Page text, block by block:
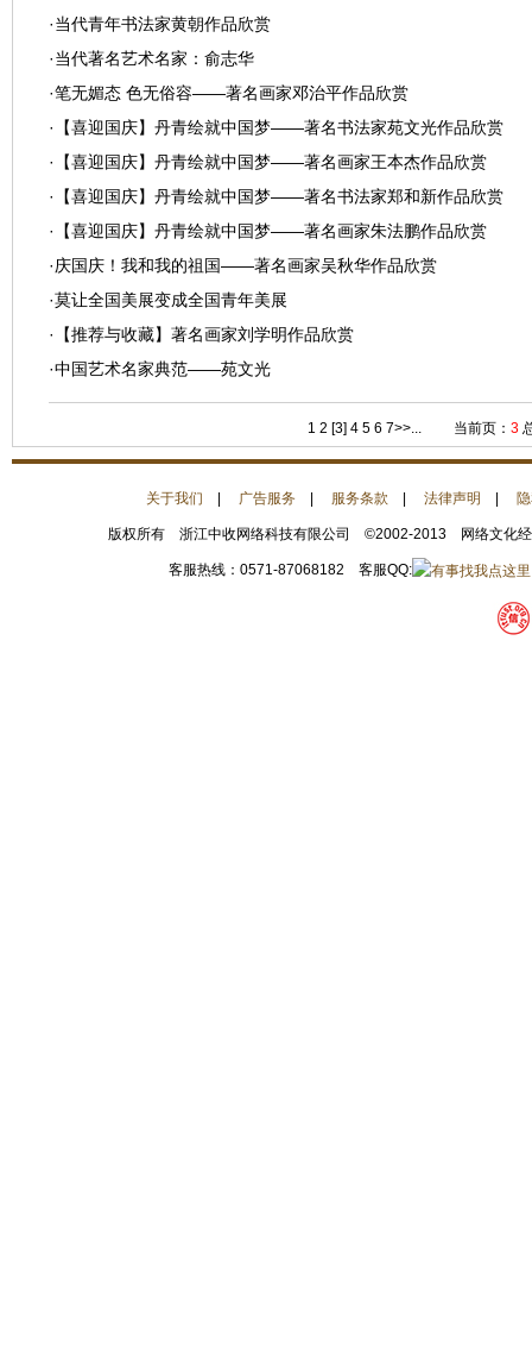
·当代青年书法家黄朝作品欣赏
·当代著名艺术名家：俞志华
·笔无媚态 色无俗容——著名画家邓治平作品欣赏
·
【喜迎国庆】丹青绘就中国梦——著名书法家苑文光作品欣赏
·
【喜迎国庆】丹青绘就中国梦——著名画家王本杰作品欣赏
·
【喜迎国庆】丹青绘就中国梦——著名书法家郑和新作品欣赏
·
【喜迎国庆】丹青绘就中国梦——著名画家朱法鹏作品欣赏
·庆国庆！我和我的祖国——著名画家吴秋华作品欣赏
·莫让全国美展变成全国青年美展
·
【推荐与收藏】著名画家刘学明作品欣赏
·中国艺术名家典范——苑文光
1 2 [3] 456 7>>...当前页： 3
关于我们 广告服务 服务条款 法律声明
版权所有 浙江中收网络科技有限公司 ©2002-2013 网络文化经
客服热线：0571-87068182 客服QQ: